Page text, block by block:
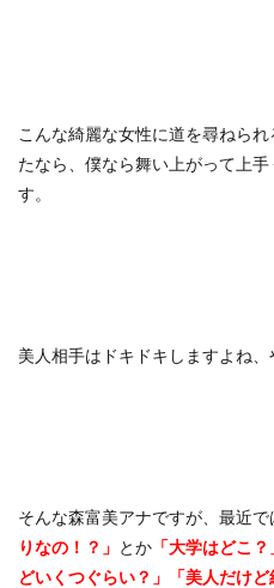
こんな綺麗な女性に道を尋ねら
たなら、僕なら舞い上がって上
す。
美人相手はドキドキしますよね、
そんな森富美アナですが、最近で
りなの！？」 とか 「大学はどこ
どいくつぐらい？」「美人だけど